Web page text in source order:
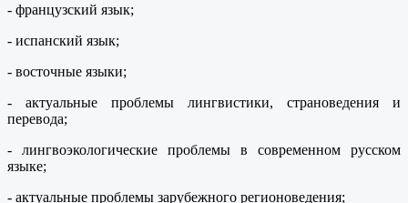
- французский язык;
- испанский язык;
- восточные языки;
- актуальные проблемы лингвистики, страноведения и
перевода;
- лингвоэкологические проблемы в современном русском
языке;
- актуальные проблемы зарубежного регионоведения;